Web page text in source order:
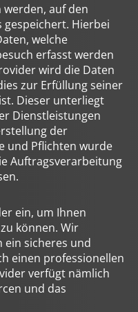
auf den
gespeichert. Hierbei
welche
erfasst werden
wird die Daten
zur Erfüllung seiner
Dieser unterliegt
Dienstleistungen
der
und Pflichten wurde
Auftragsverarbeitung
ein, um Ihnen
können. Wir
ein sicheres und
einen professionellen
verfügt nämlich
und das